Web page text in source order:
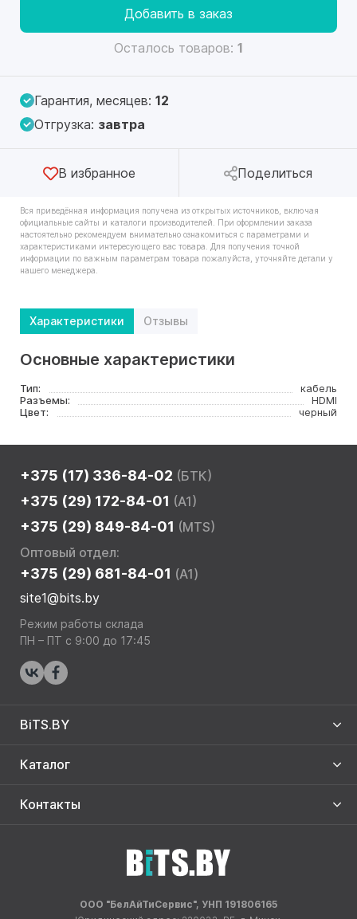
Добавить в заказ
Осталось товаров: 1
Гарантия, месяцев: 12
Отгрузка: завтра
В избранное Поделиться
Вся приведённая информация получена из открытых источников, включая
официальные сайты и каталоги производителей. При оформлении заказа
настоятельно рекомендуем внимательно ознакомиться с параметрами и
характеристиками интересующего вас товара. Для получения точной
информации по важным параметрам товара пожалуйста, уточняйте детали у
нашего менеджера.
Характеристики Отзывы
Основные характеристики
Тип:
кабель
Разъемы:
HDMI
Цвет:
черный
+375 (17) 336-84-02 (БТК)
+375 (29) 172-84-01 (A1)
+375 (29) 849-84-01 (MTS)
Оптовый отдел:
+375 (29) 681-84-01 (A1)
site1@bits.by
Режим работы склада
ПН – ПТ с 9:00 до 17:45
BiTS.BY
Каталог
Контакты
ООО "БелАйТиСервис", УНП 191806165